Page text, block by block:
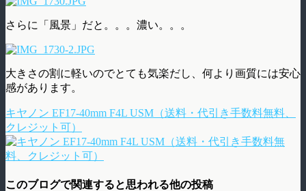
さらに「風景」だと。。。濃い。。。
大きさの割に軽いのでとても気楽だし、何より画質には安心
感があります。
キヤノン EF17-40mm F4L USM（送料・代引き手数料無料、
クレジット可）
このブログで関連すると思われる他の投稿